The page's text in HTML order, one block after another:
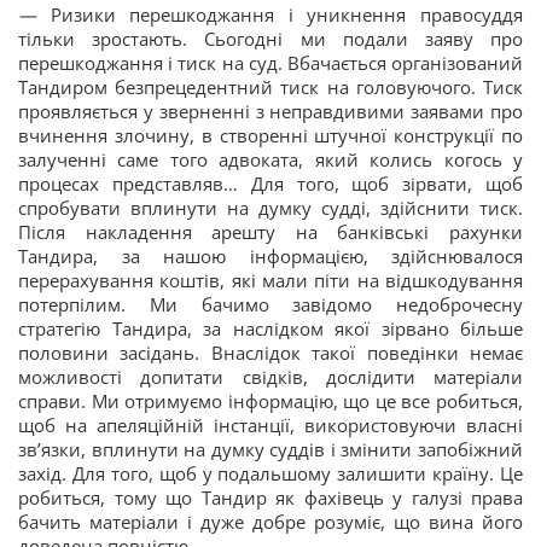
—Ризики перешкоджання і уникнення правосуддя
тільки зростають. Сьогодні ми подали заяву про
перешкоджання і тиск на суд. Вбачається організований
Тандиром безпрецедентний тиск на головуючого. Тиск
проявляється у зверненні з неправдивими заявами про
вчинення злочину, в створенні штучної конструкції по
залученні саме того адвоката, який колись когось у
процесах представляв… Для того, щоб зірвати, щоб
спробувати вплинути на думку судді, здійснити тиск.
Після накладення арешту на банківські рахунки
Тандира, за нашою інформацією, здійснювалося
перерахування коштів, які мали піти на відшкодування
потерпілим. Ми бачимо завідомо недоброчесну
стратегію Тандира, за наслідком якої зірвано більше
половини засідань. Внаслідок такої поведінки немає
можливості допитати свідків, дослідити матеріали
справи. Ми отримуємо інформацію, що це все робиться,
щоб на апеляційній інстанції, використовуючи власні
звʼязки, вплинути на думку суддів і змінити запобіжний
захід. Для того, щоб у подальшому залишити країну. Це
робиться, тому що Тандир як фахівець у галузі права
бачить матеріали і дуже добре розуміє, що вина його